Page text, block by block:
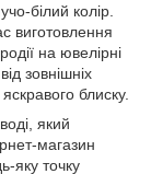
білий колір.
виготовлення
на ювелірні
зовнішніх
блиску.
який
магазин
яку точку